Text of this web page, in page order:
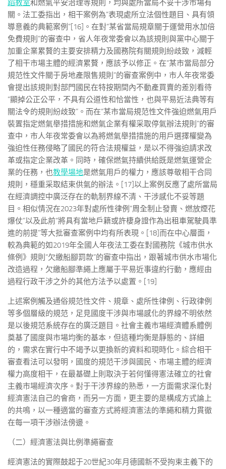
蹈教室和燃氣平安治理等規則，均與處所當局不妥干涉市場有
關。法工委指出，相干案例為“表現處所立法個性題目、具有領
導意義的典範案例”[16]。在對“某省當局規章關于運營用水加倍
免費規則”的審查中，省人年夜常委會以為該規則與黨中心關于
加重企業累贅的主要安排精力及國務院有關規則紛歧致，減輕
了相干市場主體的經濟累贅，應該予以修正。在“某市當局部分
規范性文件關于房地產限售規則”的審查案例中，市人年夜常委
會提出該規則對部門國民在特按期間內不動產買賣的差別看待
“顯掉公正公平，不具有公道性和恰當性，也與平易近法典等有
關法令的規則紛歧致”。而在“某市當局規范性文件強迫燃氣用戶
裝置指定燃氣舉措措施和燃氣企業有權采取停氣辦法規則”的審
查中，市人年夜常委會以為將燃氣舉措措施的用戶選擇權變為
強迫性任務侵略了國民的符合法規權益，是以不得強迫請求改
革或指定企業改革。同時，確保燃氣持續供給既是燃氣運營企
業的任務，也教學場地是燃氣用戶的權力，應該尊敬相干合同
規則，穩重采取結束供氣的辦法。[17]以上案例反應了處所當局
在經濟調控中廣泛存在的軌制界線不清、干涉感化不妥等題
目。相似情況在2023年對處所性律例“周全制止發賣、燃放煙花
爆仗”以及此前“將具有當地戶籍或許棲身證作為出租車駕駛員準
進的前提”等大批審查案例中均有所表現。[18]而在中心層面，
較為典範的如2019年全國人年夜法工委在對國務院《城市供水
條例》規則“欠繳船腳罰款”的審查中指出，跟著城市供水市場化
改造過程，欠繳船腳準繩上應屬于平易近事違約行動，應經由
過程行政干涉之外的其他方法予以處置。[19]
上述案例觸及通俗規范性文件、規章、處所性律例、行政律例
等多個層級的規范，足見國度干涉與市場感化的界線不明依然
是以後規范系統存在的廣泛題目。社會主義市場經濟體系體例
奠基了國度與市場均衡的基本，但這種均衡是靜態的、詳細
的，需求在實行中不竭予以更換新的資料和現時化。綜合相干
審查看法可以發明，國度的規范干涉與國民、市場主體的經濟
權力高度相干，在最基礎上則取決于若何懂得憲法確立的社會
主義市場經濟次序。對于干涉界線的熟悉，一方面需求深化對
經濟憲法自己的會商，而另一方面，更主要的是構成方式論上
的共鳴，以一種適當的審查方式將經濟憲法的準繩和精力貫徹
在每一項干涉辦法傍邊。
（二）經濟憲法與比例準繩審查
經濟憲法的實際鼓起于20世紀30年月德國新不受拘束主義下的